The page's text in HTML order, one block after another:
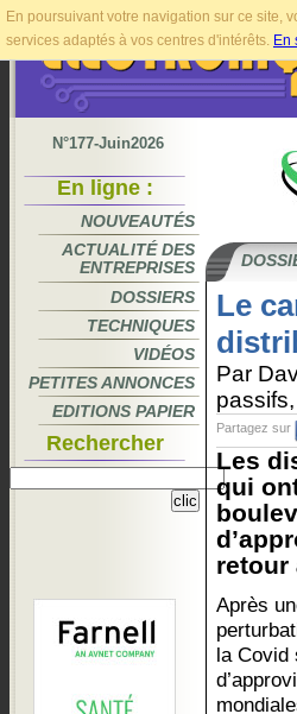
En poursuivant votre navigation sur ce site,
services adaptés à vos centres d'intérêts. En
N°177-Juin2026
En ligne :
NOUVEAUTÉS
ACTUALITÉ DES
ENTREPRISES
DOSSIERS
TECHNIQUES
VIDÉOS
PETITES ANNONCES
EDITIONS PAPIER
Rechercher
Le
Par
passifs,
Partagez sur
Les
qui
retour
Après
la Covid